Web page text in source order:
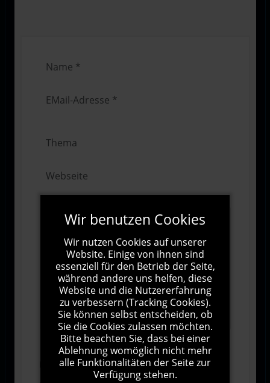
1000Zeichen übrig
Abonnieren
Wir benutzen Cookies
Wir nutzen Cookies auf unserer
Website. Einige von ihnen sind
essenziell für den Betrieb der Seite,
während andere uns helfen, diese
Website und die Nutzererfahrung
zu verbessern (Tracking Cookies).
Sie können selbst entscheiden, ob
Sie die Cookies zulassen möchten.
Bitte beachten Sie, dass bei einer
Ablehnung womöglich nicht mehr
alle Funktionalitäten der Seite zur
Verfügung stehen.